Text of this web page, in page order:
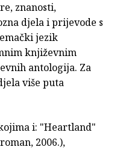
znanosti,
djela i prijevode s
jezik
književnim
antologija. Za
više puta
i: "Heartland"
2006.),